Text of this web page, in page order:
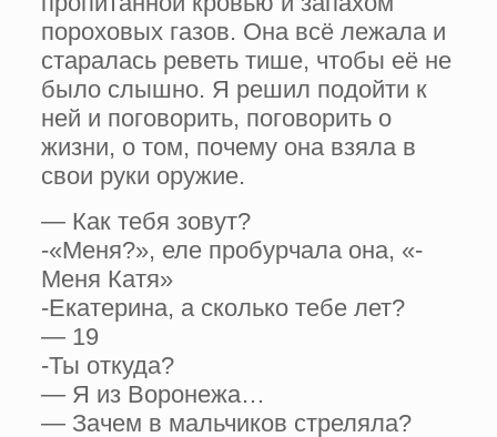
пороховых газов. Она всё лежала и
старалась реветь тише, чтобы её не
было слышно. Я решил подойти к
ней и поговорить, поговорить о
жизни, о том, почему она взяла в
свои руки оружие.
— Как тебя зовут?
-«Меня?», еле пробурчала она, «-
Меня Катя»
-Екатерина, а сколько тебе лет?
— 19
-Ты откуда?
— Я из Воронежа…
— Зачем в мальчиков стреляла?